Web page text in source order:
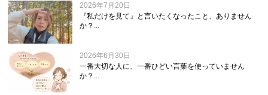
2026年7月20日
『私だけを見て』と言いたくなったこと、ありません
か？...
2026年6月30日
一番大切な人に、一番ひどい言葉を使っていません
か？...